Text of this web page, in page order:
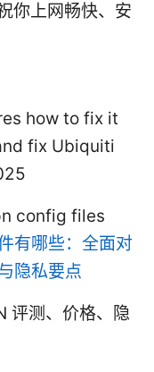
你上网畅快、安
how to fix it
fix Ubiquiti
config files
有哪些：全面对
隐私要点
评测、价格、隐